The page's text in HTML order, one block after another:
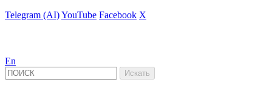
Telegram (AI)YouTube Facebook X
En